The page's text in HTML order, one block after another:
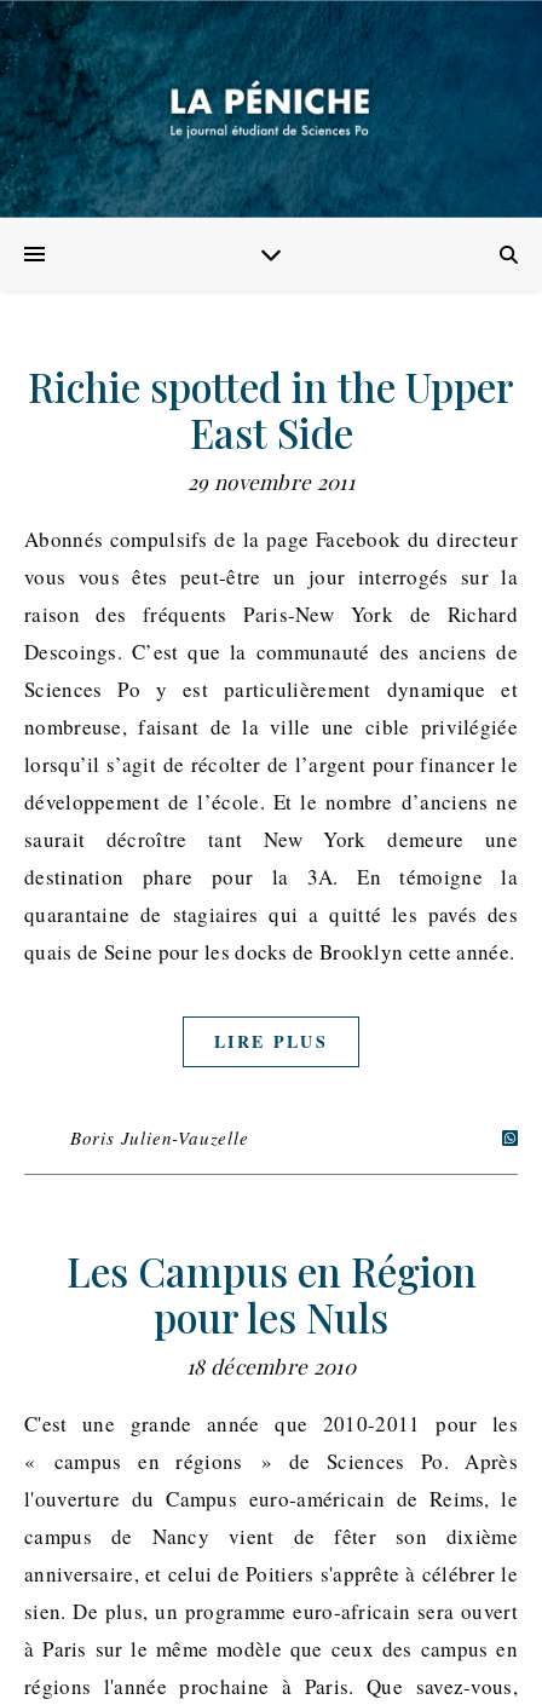
Richie spotted in the Upper
East Side
29 novembre 2011
Abonnés compulsifs de la page Facebook du directeur
vous vous êtes peut-être un jour interrogés sur la
raison des fréquents Paris-New York de Richard
Descoings. C’est que la communauté des anciens de
Sciences Po y est particulièrement dynamique et
nombreuse, faisant de la ville une cible privilégiée
lorsqu’il s’agit de récolter de l’argent pour financer le
développement de l’école. Et le nombre d’anciens ne
saurait décroître tant New York demeure une
destination phare pour la 3A. En témoigne la
quarantaine de stagiaires qui a quitté les pavés des
quais de Seine pour les docks de Brooklyn cette année.
LIRE PLUS
Boris Julien-Vauzelle
Les Campus en Région
pour les Nuls
18 décembre 2010
C'est une grande année que 2010-2011 pour les
« campus en régions » de Sciences Po. Après
l'ouverture du Campus euro-américain de Reims, le
campus de Nancy vient de fêter son dixième
anniversaire, et celui de Poitiers s'apprête à célébrer le
sien. De plus, un programme euro-africain sera ouvert
à Paris sur le même modèle que ceux des campus en
régions l'année prochaine à Paris. Que savez-vous,